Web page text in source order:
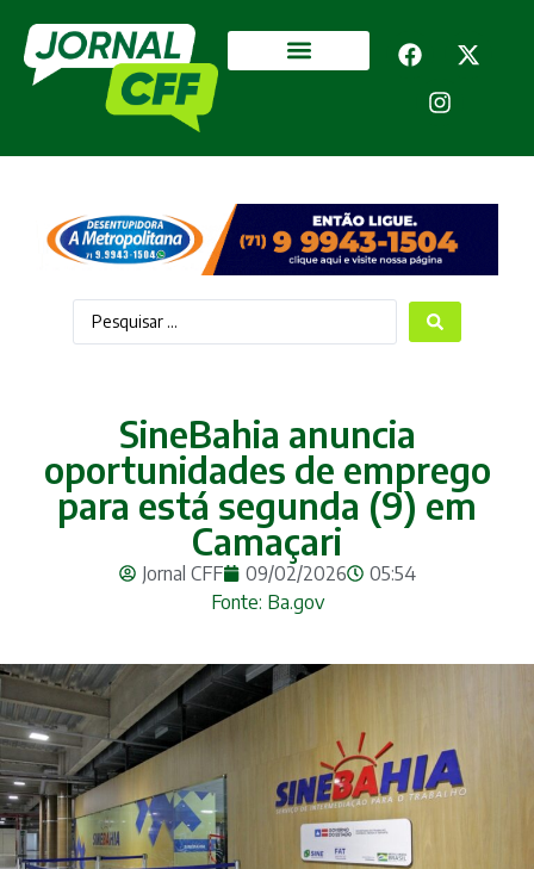
SineBahia anuncia
oportunidades de emprego
para está segunda (9) em
Camaçari
Jornal CFF 09/02/2026
05:54
Fonte: Ba.gov